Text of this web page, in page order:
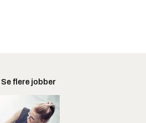
Se flere jobber